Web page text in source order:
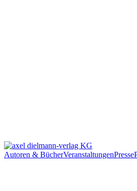
Autoren & BücherVeranstaltungenPresse